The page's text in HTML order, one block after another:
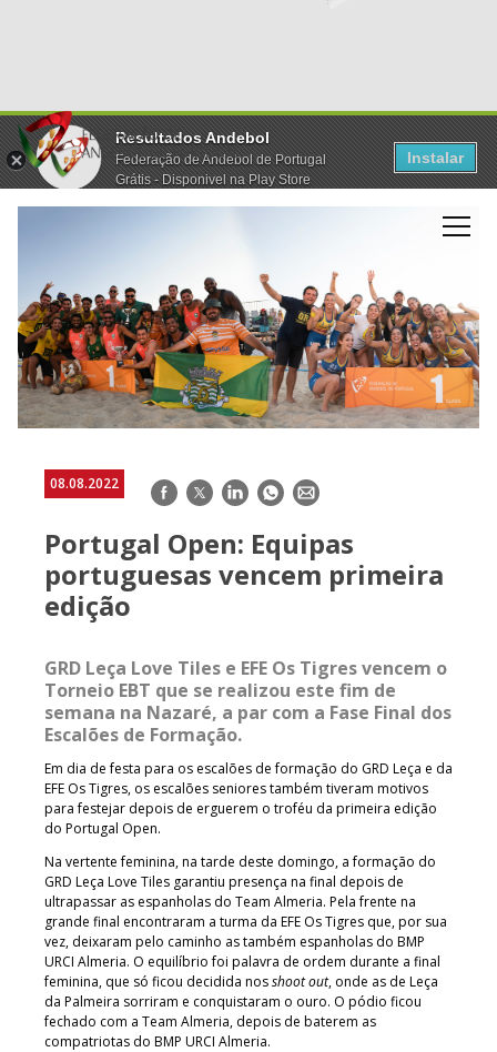
Resultados Andebol
Federação de Andebol de Portugal
Grátis - Disponivel na Play Store
Instalar
08.08.2022 Facebook
TwitterLinkedInWhatsApp
E-
Portugal Open: Equipas
portuguesas vencem primeira
edição
GRD Leça Love Tiles e EFE Os Tigres vencem o
Torneio EBT que se realizou este fim de
semana na Nazaré, a par com a Fase Final dos
Escalões de Formação.
Em dia de festa para os escalões de formação do GRD Leça e da
EFE Os Tigres, os escalões seniores também tiveram motivos
para festejar depois de erguerem o troféu da primeira edição
do Portugal Open.
Na vertente feminina, na tarde deste domingo, a formação do
GRD Leça Love Tiles garantiu presença na final depois de
ultrapassar as espanholas do Team Almeria. Pela frente na
grande final encontraram a turma da EFE Os Tigres que, por sua
vez, deixaram pelo caminho as também espanholas do BMP
URCI Almeria. O equilíbrio foi palavra de ordem durante a final
feminina, que só ficou decidida nosshoot out, onde as de Leça
da Palmeira sorriram e conquistaram o ouro. O pódio ficou
fechado com a Team Almeria, depois de baterem as
compatriotas do BMP URCI Almeria.